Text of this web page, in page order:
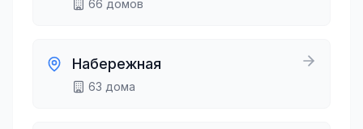
66 домов
Набережная
63 дома